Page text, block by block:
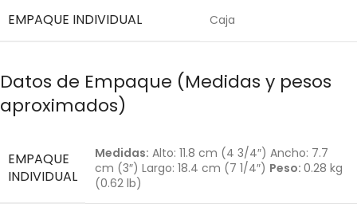
EMPAQUE INDIVIDUAL Caja
Datos de Empaque (Medidas y pesos
aproximados)
EMPAQUE
INDIVIDUAL
Medidas: Alto: 11.8 cm (4 3/4″) Ancho: 7.7
cm (3″) Largo: 18.4 cm (7 1/4″) Peso: 0.28 kg
(0.62 lb)